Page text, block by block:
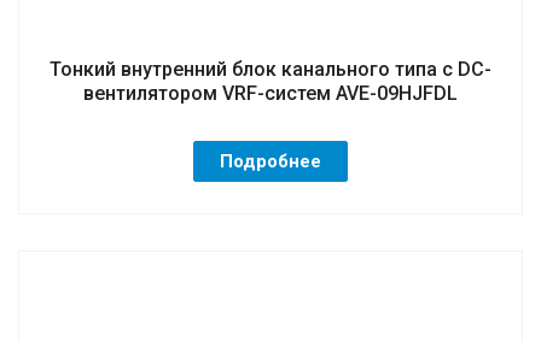
Тонкий внутренний блок канального типа с DC-
вентилятором VRF-систем AVE-09HJFDL
Подробнее